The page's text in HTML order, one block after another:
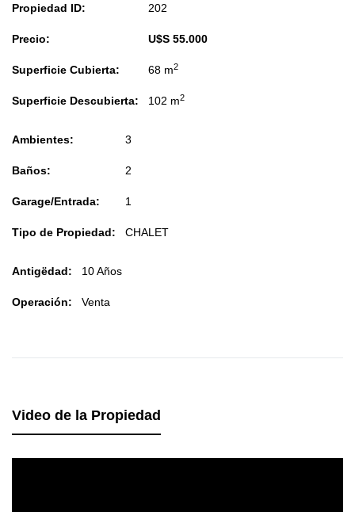
Propiedad ID:
Precio:
Superficie Cubierta:
Superficie Descubierta:
202
U$S 55.000
68 m2
102 m2
Ambientes:
Baños:
Garage/Entrada:
Tipo de Propiedad:
3
2
1
CHALET
Antigëdad:
Operación:
10 Años
Venta
Video de la Propiedad